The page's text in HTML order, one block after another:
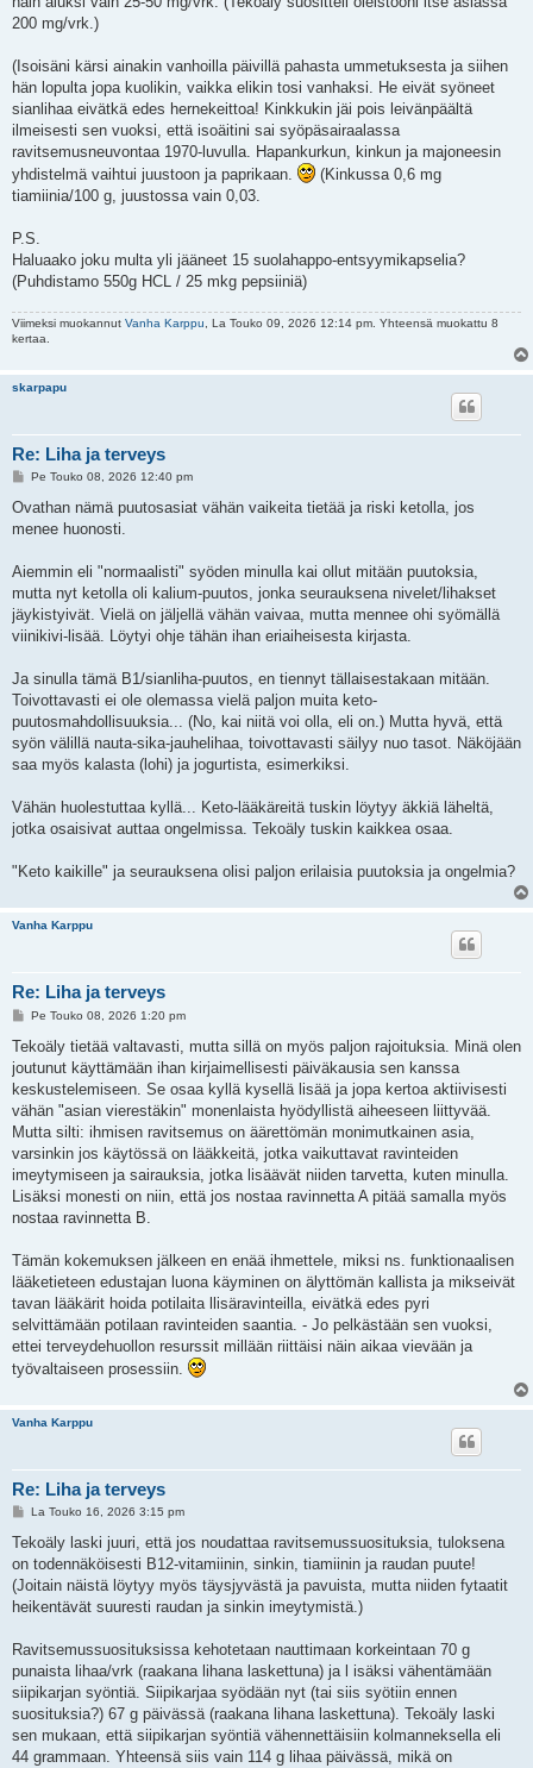
200 mg/vrk.)
(Isoisäni kärsi ainakin vanhoilla päivillä pahasta ummetuksesta ja siihen
hän lopulta jopa kuolikin, vaikka elikin tosi vanhaksi. He eivät syöneet
sianlihaa eivätkä edes hernekeittoa! Kinkkukin jäi pois leivänpäältä
ilmeisesti sen vuoksi, että isoäitini sai syöpäsairaalassa
ravitsemusneuvontaa 1970-luvulla. Hapankurkun, kinkun ja majoneesin
yhdistelmä vaihtui juustoon ja paprikaan.
(Kinkussa 0,6 mg
tiamiinia/100 g, juustossa vain 0,03.
P.S.
Haluaako joku multa yli jääneet 15 suolahappo-entsyymikapselia?
(Puhdistamo 550g HCL / 25 mkg pepsiiniä)
Viimeksi muokannut Vanha Karppu , La Touko 09, 2026 12:14 pm. Yhteensä muokattu 8
kertaa.
skarpapu
Re: Liha ja terveys
V
e
t
Pe Touko 08, 2026 12:40 pm
Ovathan nämä puutosasiat vähän vaikeita tietää ja riski ketolla, jos
menee huonosti.
Aiemmin eli "normaalisti" syöden minulla kai ollut mitään puutoksia,
mutta nyt ketolla oli kalium-puutos, jonka seurauksena nivelet/lihakset
jäykistyivät. Vielä on jäljellä vähän vaivaa, mutta mennee ohi syömällä
viinikivi-lisää. Löytyi ohje tähän ihan eriaiheisesta kirjasta.
Ja sinulla tämä B1/sianliha-puutos, en tiennyt tällaisestakaan mitään.
Toivottavasti ei ole olemassa vielä paljon muita keto-
puutosmahdollisuuksia... (No, kai niitä voi olla, eli on.) Mutta hyvä, että
syön välillä nauta-sika-jauhelihaa, toivottavasti säilyy nuo tasot. Näköjään
saa myös kalasta (lohi) ja jogurtista, esimerkiksi.
Vähän huolestuttaa kyllä... Keto-lääkäreitä tuskin löytyy äkkiä läheltä,
jotka osaisivat auttaa ongelmissa. Tekoäly tuskin kaikkea osaa.
"Keto kaikille" ja seurauksena olisi paljon erilaisia puutoksia ja ongelmia?
Vanha Karppu
Re: Liha ja terveys
V
e
t
i
Pe Touko 08, 2026 1:20 pm
Tekoäly tietää valtavasti, mutta sillä on myös paljon rajoituksia. Minä olen
joutunut käyttämään ihan kirjaimellisesti päiväkausia sen kanssa
keskustelemiseen. Se osaa kyllä kysellä lisää ja jopa kertoa aktiivisesti
vähän "asian vierestäkin" monenlaista hyödyllistä aiheeseen liittyvää.
Mutta silti: ihmisen ravitsemus on äärettömän monimutkainen asia,
varsinkin jos käytössä on lääkkeitä, jotka vaikuttavat ravinteiden
imeytymiseen ja sairauksia, jotka lisäävät niiden tarvetta, kuten minulla.
Lisäksi monesti on niin, että jos nostaa ravinnetta A pitää samalla myös
nostaa ravinnetta B.
Tämän kokemuksen jälkeen en enää ihmettele, miksi ns. funktionaalisen
lääketieteen edustajan luona käyminen on älyttömän kallista ja mikseivät
tavan lääkärit hoida potilaita llisäravinteilla, eivätkä edes pyri
selvittämään potilaan ravinteiden saantia. - Jo pelkästään sen vuoksi,
ettei terveydehuollon resurssit millään riittäisi näin aikaa vievään ja
työvaltaiseen prosessiin.
Vanha Karppu
Re: Liha ja terveys
V
e
t
i
La Touko 16, 2026 3:15 pm
Tekoäly laski juuri, että jos noudattaa ravitsemussuosituksia, tuloksena
on todennäköisesti B12-vitamiinin, sinkin, tiamiinin ja raudan puute!
(Joitain näistä löytyy myös täysjyvästä ja pavuista, mutta niiden fytaatit
heikentävät suuresti raudan ja sinkin imeytymistä.)
Ravitsemussuosituksissa kehotetaan nauttimaan korkeintaan 70 g
punaista lihaa/vrk (raakana lihana laskettuna) ja l isäksi vähentämään
siipikarjan syöntiä. Siipikarjaa syödään nyt (tai siis syötiin ennen
suosituksia?) 67 g päivässä (raakana lihana laskettuna). Tekoäly laski
sen mukaan, että siipikarjan syöntiä vähennettäisiin kolmanneksella eli
44 grammaan. Yhteensä siis vain 114 g lihaa päivässä, mikä on